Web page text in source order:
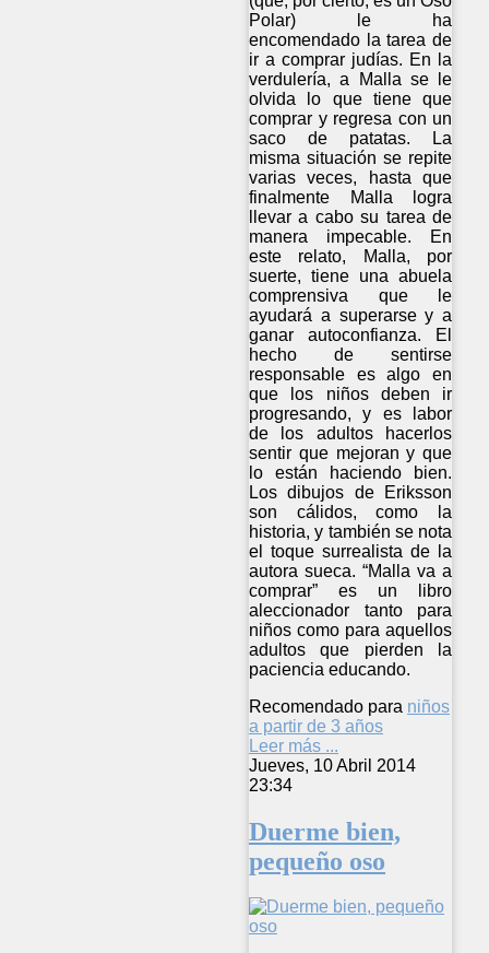
Polar) le ha
encomendado la tarea de
ir a comprar judías. En la
verdulería, a Malla se le
olvida lo que tiene que
comprar y regresa con un
saco de patatas. La
misma situación se repite
varias veces, hasta que
finalmente Malla logra
llevar a cabo su tarea de
manera impecable. En
este relato, Malla, por
suerte, tiene una abuela
comprensiva que le
ayudará a superarse y a
ganar autoconfianza. El
hecho de sentirse
responsable es algo en
que los niños deben ir
progresando, y es labor
de los adultos hacerlos
sentir que mejoran y que
lo están haciendo bien.
Los dibujos de Eriksson
son cálidos, como la
historia, y también se nota
el toque surrealista de la
autora sueca. “Malla va a
comprar” es un libro
aleccionador tanto para
niños como para aquellos
adultos que pierden la
paciencia educando.
Recomendado para niños
a partir de 3 años
Leer más ...
Jueves, 10 Abril 2014
23:34
Duerme bien,
pequeño oso